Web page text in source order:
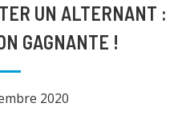
UN ALTERNANT
GAGNANTE !
2020